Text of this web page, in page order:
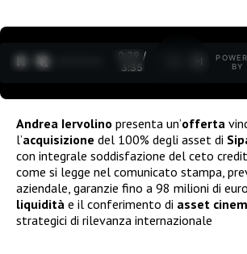
0:30 /
3:35
BY
Andrea Iervolino presenta un’offerta
l’acquisizione del 100% degli asset di
con integrale soddisfazione del ceto
come si legge nel comunicato stampa,
aziendale, garanzie fino a 98 milioni di
liquidità e il conferimento di asset
strategici di rilevanza internazionale